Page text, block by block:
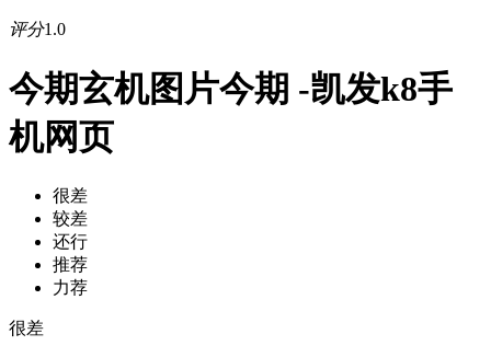
评分1.0
今期玄机图片今期 -凯发k8手
机网页
很差
较差
还行
推荐
力荐
很差